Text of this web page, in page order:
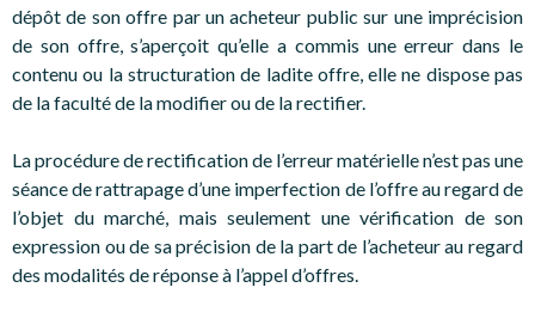
dépôt de son offre par un acheteur public sur une imprécision
de son offre, s’aperçoit qu’elle a commis une erreur dans le
contenu ou la structuration de ladite offre, elle ne dispose pas
de la faculté de la modifier ou de la rectifier.
La procédure de rectification de l’erreur matérielle n’est pas une
séance de rattrapage d’une imperfection de l’offre au regard de
l’objet du marché, mais seulement une vérification de son
expression ou de sa précision de la part de l’acheteur au regard
des modalités de réponse à l’appel d’offres.